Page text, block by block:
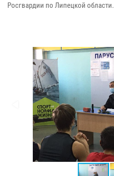
Росгвардии по Липецкой области.